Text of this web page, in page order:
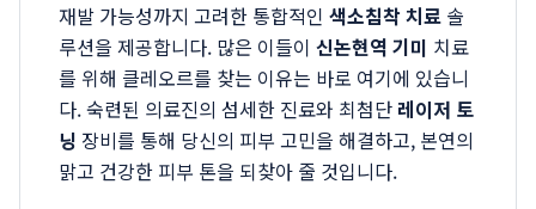
재발 가능성까지 고려한 통합적인 색소침착 치료 솔
루션을 제공합니다. 많은 이들이 신논현역 기미 치료
를 위해 클레오르를 찾는 이유는 바로 여기에 있습니
다. 숙련된 의료진의 섬세한 진료와 최첨단 레이저 토
닝 장비를 통해 당신의 피부 고민을 해결하고, 본연의
맑고 건강한 피부 톤을 되찾아 줄 것입니다.